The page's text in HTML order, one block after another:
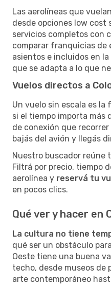
Las aerolíneas que
desde opciones low cost
servicios completos con
comparar franquicias de
asientos e incluidos en
que se adapta a lo que
Vuelos directos a
Un vuelo sin escala es la
si el tiempo importa más
de conexión que
bajás del avión y llegás
Nuestro buscador reúne
Filtrá por precio, tiempo
aerolínea y reservá tu
en pocos clics.
Qué ver y hacer en
La cultura no tiene
qué ser un obstáculo
Oeste tiene una buena
techo, desde museos de
arte contemporáneo